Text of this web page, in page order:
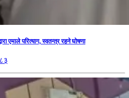
एमाले परित्याग, स्वतन्त्र रहने घोषणा